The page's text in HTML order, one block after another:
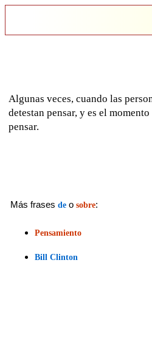
Algunas veces, cuando las
detestan pensar, y es el
pensar.
Más frases de o sobre:
Pensamiento
Bill Clinton